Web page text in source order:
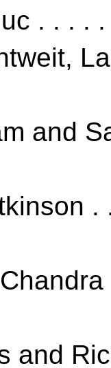
. . . .
and
and